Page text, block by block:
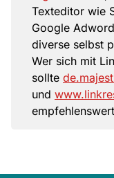
Texteditor wie
Google
diverse selbst
Wer sich mit
sollte
und